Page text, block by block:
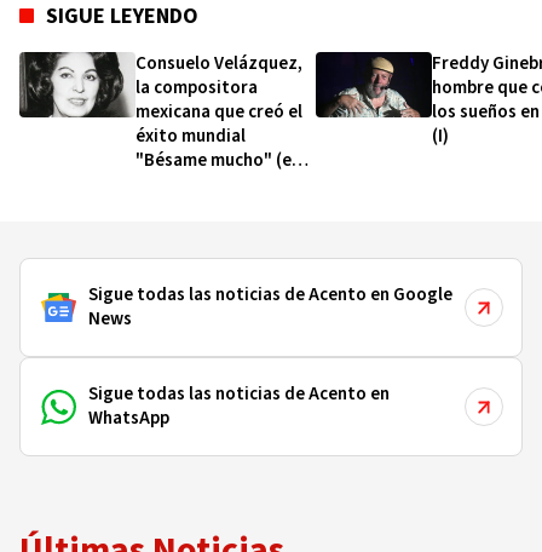
SIGUE LEYENDO
Consuelo Velázquez,
la compositora
mexicana que creó el
éxito mundial
"Bésame mucho" (e
Freddy
hombre que
los sueños
(I)
Sigue todas las noticias de Acento en Google
News
Sigue todas las noticias de Acento en
WhatsApp